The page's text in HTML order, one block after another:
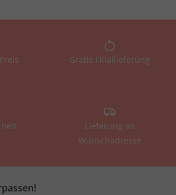
Gratis Filiallieferung
Lieferung an
Wunschadresse